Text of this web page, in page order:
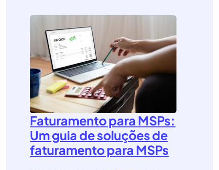
Faturamento para MSPs:
Um guia de soluções de
faturamento para MSPs